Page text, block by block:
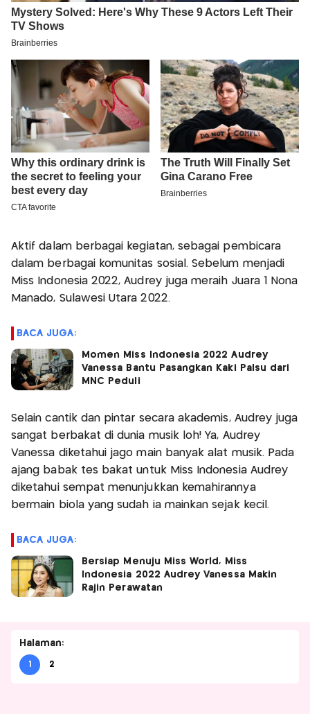
Aktif dalam berbagai kegiatan, sebagai pembicara
dalam berbagai komunitas sosial. Sebelum menjadi
Miss Indonesia 2022, Audrey juga meraih Juara 1 Nona
Manado, Sulawesi Utara 2022.
BACA JUGA:
Momen Miss Indonesia 2022 Audrey
Vanessa Bantu Pasangkan Kaki Palsu dari
MNC Peduli
Selain cantik dan pintar secara akademis, Audrey juga
sangat berbakat di dunia musik loh! Ya, Audrey
Vanessa diketahui jago main banyak alat musik. Pada
ajang babak tes bakat untuk Miss Indonesia Audrey
diketahui sempat menunjukkan kemahirannya
bermain biola yang sudah ia mainkan sejak kecil.
BACA JUGA:
Bersiap Menuju Miss World, Miss
Indonesia 2022 Audrey Vanessa Makin
Rajin Perawatan
Halaman:
1 2